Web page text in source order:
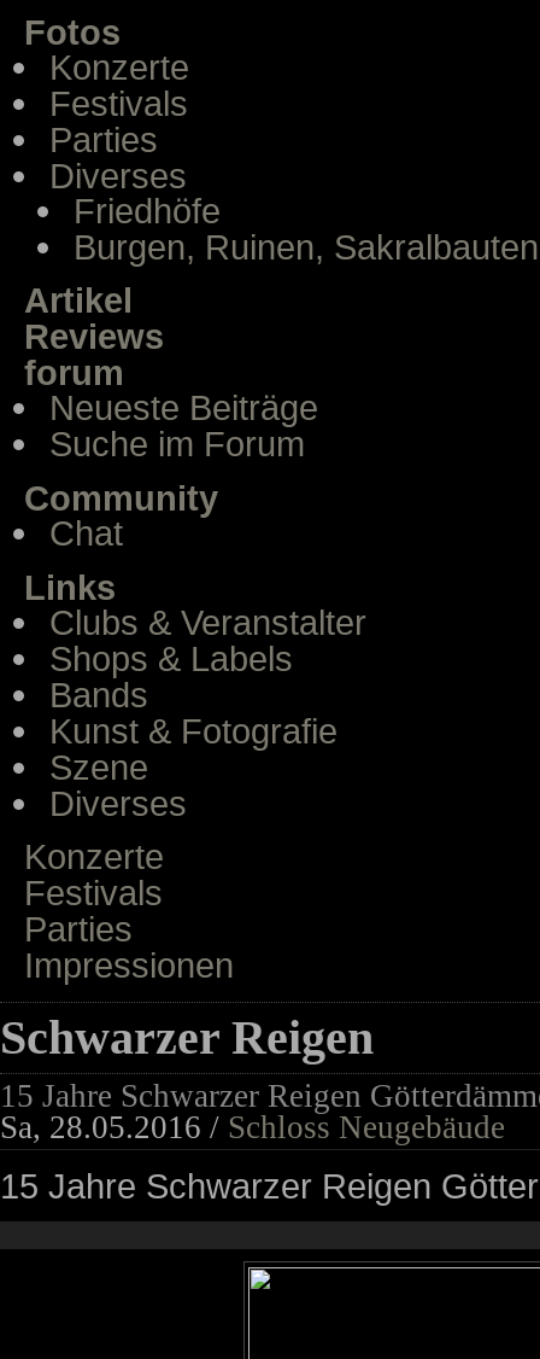
Fotos
Konzerte
Festivals
Parties
Diverses
Friedhöfe
Burgen, Ruinen, Sakralbauten
Artikel
Reviews
forum
Neueste Beiträge
Suche im Forum
Community
Chat
Links
Clubs & Veranstalter
Shops & Labels
Bands
Kunst & Fotografie
Szene
Diverses
Konzerte
Festivals
Parties
Impressionen
Schwarzer Reigen
15 Jahre Schwarzer Reigen
Sa, 28.05.2016 / Schloss Neugebäude
15 Jahre Schwarzer Reigen